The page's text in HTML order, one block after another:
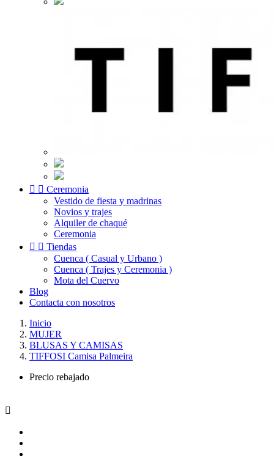
  Ceremonia
Vestido de fiesta y madrinas
Novios y trajes
Alquiler de chaqué
Ceremonia
  Tiendas
Cuenca ( Casual y Urbano )
Cuenca ( Trajes y Ceremonia )
Mota del Cuervo
Blog
Contacta con nosotros
Inicio
MUJER
BLUSAS Y CAMISAS
TIFFOSI Camisa Palmeira
Precio rebajado
